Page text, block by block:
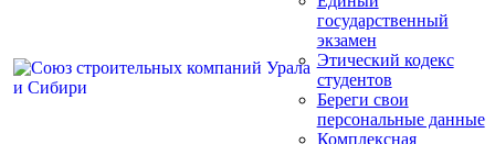
государственный
экзамен
Этический кодекс
студентов
Береги свои
персональные данные
Комплексная